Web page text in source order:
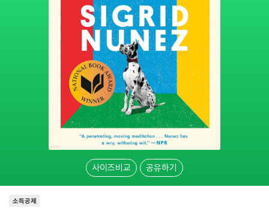
사이즈비교 공유하기
소득공제